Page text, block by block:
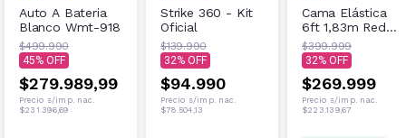
Auto A Bateria
Blanco Wmt-918
$499.990
45
$279.989,99
Precio s/imp. nac.
$231.396,69
Strike 360 - Kit
Oficial
$139.990
32
$94.990
Precio s/imp. nac.
$78.504,13
Cama Elástica
6ft 1,83m Red
de Seguridad
100kg Azul
$399.999
32
$269.999
Precio s/imp. nac.
$223.139,67